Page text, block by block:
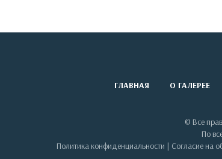
ГЛАВНАЯ О ГАЛЕРЕЕ
© Все
По
Политика конфиденциальности | Согласие на